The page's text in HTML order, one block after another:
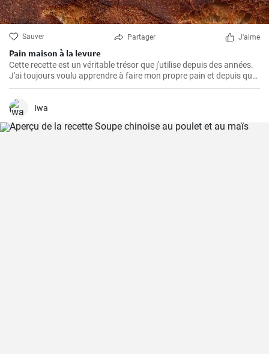
Sauver Partager J'aime
Pain maison à la levure
Cette recette est un véritable trésor que j'utilise depuis des années.
J'ai toujours voulu apprendre à faire mon propre pain et depuis que
j'ai trouvé cette recette, je ne mange plus rien d'autre. L'odeur et le
goût du pain frais cuit à la maison sont incomparables.
Iwa